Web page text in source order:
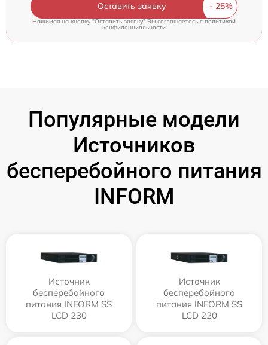
Оставить заявку
Нажимая на кнопку "Оставить заявку" Вы соглашаетесь c политикой
конфиденциальности
Популярные модели
Источников
бесперебойного питания
INFORM
Источник
бесперебойного
питания INFORM SS
LCD 230
Источник
бесперебойного
питания INFORM SS
LCD 220